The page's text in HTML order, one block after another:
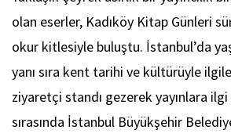
olan eserler, Kadıköy Kitap Günleri
okur kitlesiyle buluştu. İstanbul’da
yanı sıra kent tarihi ve kültürüyle
ziyaretçi standı gezerek yayınlara
sırasında İstanbul Büyükşehir